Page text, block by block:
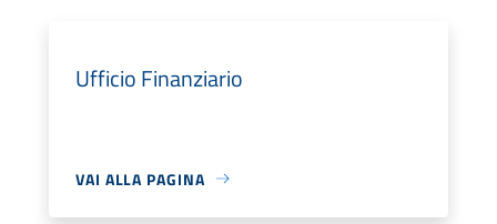
Ufficio Finanziario
VAI ALLA PAGINA